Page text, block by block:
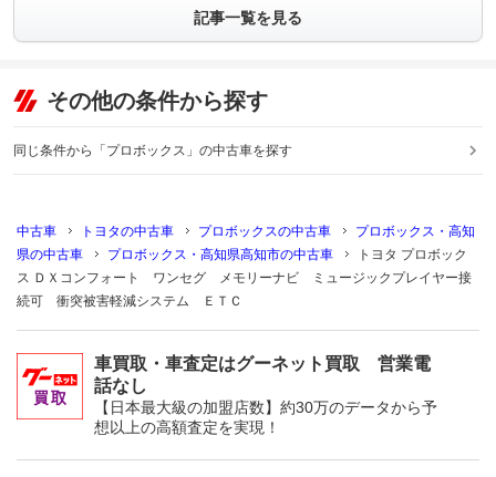
記事一覧を見る
その他の条件から探す
同じ条件から「プロボックス」の中古車を探す
中古車 トヨタの中古車 プロボックスの中古車
プロボックス・高知
県の中古車
プロボックス・高知県高知市の中古車
トヨタ プロボック
ス ＤＸコンフォート ワンセグ メモリーナビ ミュージックプレイヤー接
続可 衝突被害軽減システム ＥＴＣ
車買取・車査定はグーネット買取 営業電
話なし
【日本最大級の加盟店数】約30万のデータから予
想以上の高額査定を実現！